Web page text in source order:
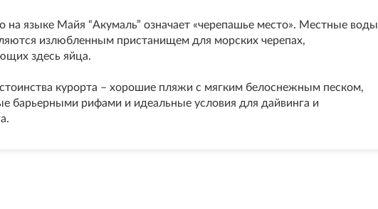
на языке Майя “Акумаль” означает «черепашье место». Местные воды
излюбленным пристанищем для морских черепах,
здесь яйца.
курорта – хорошие пляжи с мягким белоснежным песком,
барьерными рифами и идеальные условия для дайвинга и